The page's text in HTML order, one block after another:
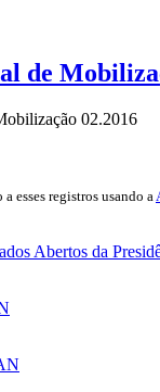
de
02.2016
esses registros usando a
Abertos da